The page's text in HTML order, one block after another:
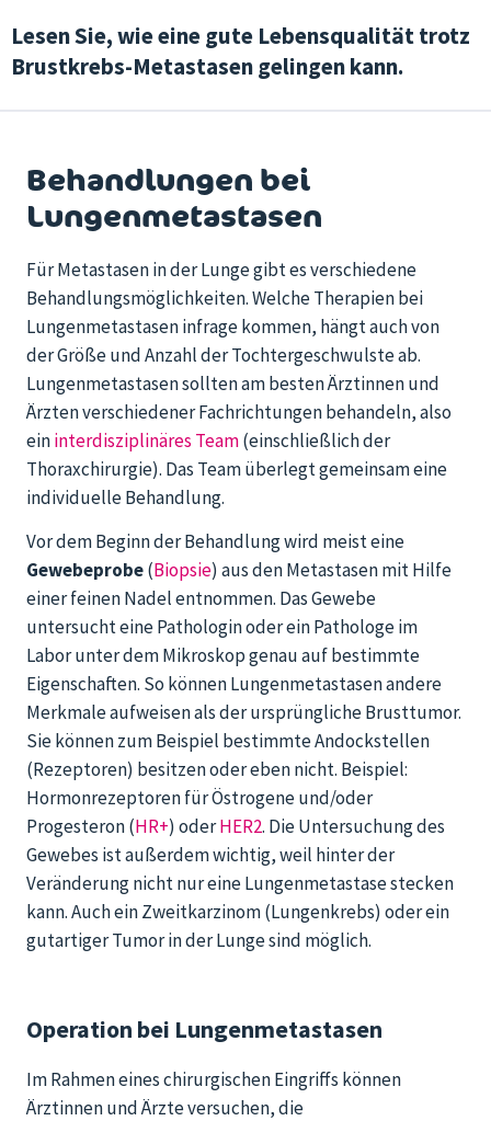
Lesen Sie, wie eine gute Lebensqualität trotz
Brustkrebs-Metastasen gelingen kann.
Behandlungen bei
Lungenmetastasen
Für Metastasen in der Lunge gibt es verschiedene
Behandlungsmöglichkeiten. Welche Therapien bei
Lungenmetastasen infrage kommen, hängt auch von
der Größe und Anzahl der Tochtergeschwulste ab.
Lungenmetastasen sollten am besten Ärztinnen und
Ärzten verschiedener Fachrichtungen behandeln, also
eininterdisziplinäres Team(einschließlich der
Thoraxchirurgie). Das Team überlegt gemeinsam eine
individuelle Behandlung.
Vor dem Beginn der Behandlung wird meist eine
Gewebeprobe(Biopsie) aus den Metastasen mit Hilfe
einer feinen Nadel entnommen. Das Gewebe
untersucht eine Pathologin oder ein Pathologe im
Labor unter dem Mikroskop genau auf bestimmte
Eigenschaften. So können Lungenmetastasen andere
Merkmale aufweisen als der ursprüngliche Brusttumor.
Sie können zum Beispiel bestimmte Andockstellen
(Rezeptoren) besitzen oder eben nicht. Beispiel:
Hormonrezeptoren für Östrogene und/oder
Progesteron (HR+) oderHER2. Die Untersuchung des
Gewebes ist außerdem wichtig, weil hinter der
Veränderung nicht nur eine Lungenmetastase stecken
kann. Auch ein Zweitkarzinom (Lungenkrebs) oder ein
gutartiger Tumor in der Lunge sind möglich.
Operation bei Lungenmetastasen
Im Rahmen eines chirurgischen Eingriffs können
Ärztinnen und Ärzte versuchen, die